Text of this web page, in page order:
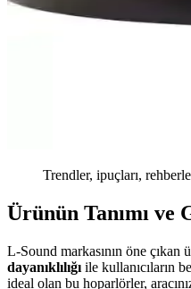
Trendler, ipuçları,
Ürünün Tanımı ve
L-Sound markasının öne çıkan
dayanıklılığı ile kullanıcıların
ideal olan bu hoparlörler,